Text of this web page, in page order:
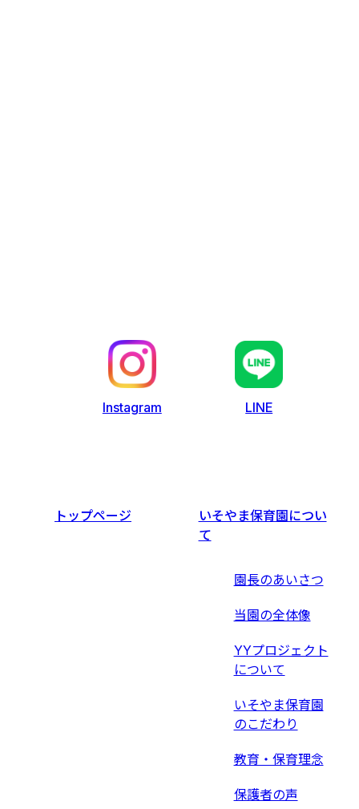
Instagram LINE
トップページ
いそやま保育園につい
て
園長のあいさつ
当園の全体像
YYプロジェクト
について
いそやま保育園
のこだわり
教育・保育理念
保護者の声